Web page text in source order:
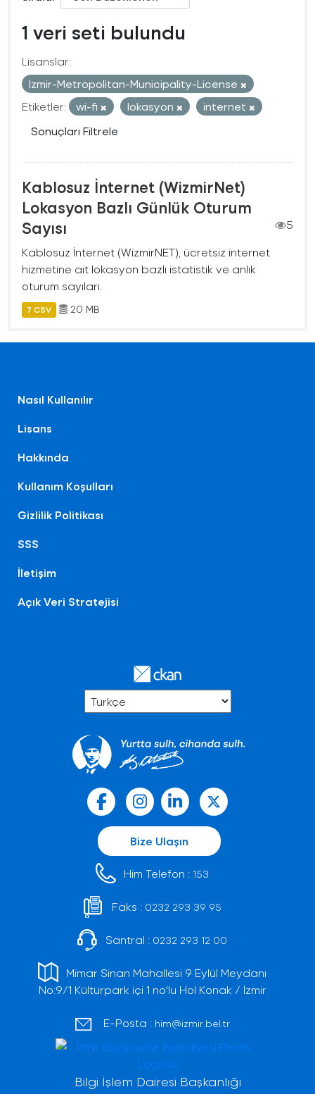
1 veri seti bulundu
Lisanslar:
Izmir-Metropolitan-Municipality-License
Etiketler:
wi-fi lokasyon
internet
Sonuçları Filtrele
Kablosuz İnternet (WizmirNet)
Lokasyon Bazlı Günlük Oturum
Sayısı
5
Kablosuz İnternet (WizmirNET), ücretsiz internet
hizmetine ait lokasyon bazlı istatistik ve anlık
oturum sayıları.
7 CSV 20 MB
Nasıl Kullanılır
Lisans
Hakkında
Kullanım Koşulları
Gizlilik Politikası
SSS
İletişim
Açık Veri Stratejisi
Bize Ulaşın
Him Telefon : 153
Faks : 0232 293 39 95
Santral : 0232 293 12 00
Mimar Sinan Mahallesi 9 Eylül Meydanı
No:9/1 Kültürpark içi 1 no'lu Hol Konak / İzmir
E-Posta : him@izmir.bel.tr
Bilgi İşlem Dairesi Başkanlığı